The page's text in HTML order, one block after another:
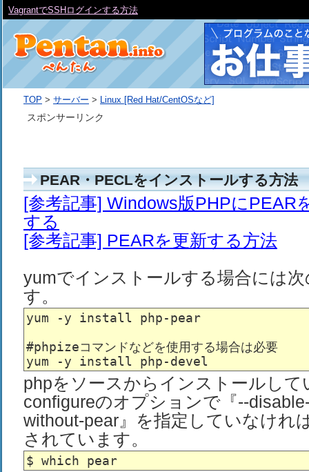
TOP > サーバー > Linux [Red Hat/CentOSなど]
PEAR・PECLをインストールする方法
[参考記事] Windows版PHPにPEAR
する
[参考記事] PEARを更新する方法
yumでインストールする場合には
す。
yum -y install php-pear
#phpizeコマンドなどを使用する場合は必要
phpをソースからインストールして
configureのオプションで『--
without-pear』を指定していなけれ
されています。
スポンサーリンク
VagrantでSSHログインする方法